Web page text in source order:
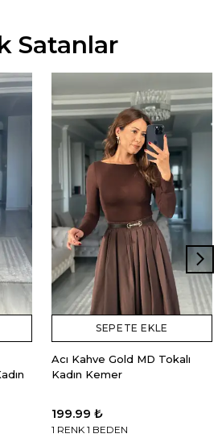
Satanlar
SEPETE EKLE
Acı Kahve Gold MD Tokalı
Kadın Kemer
199.99 ₺
1 RENK 1 BEDEN